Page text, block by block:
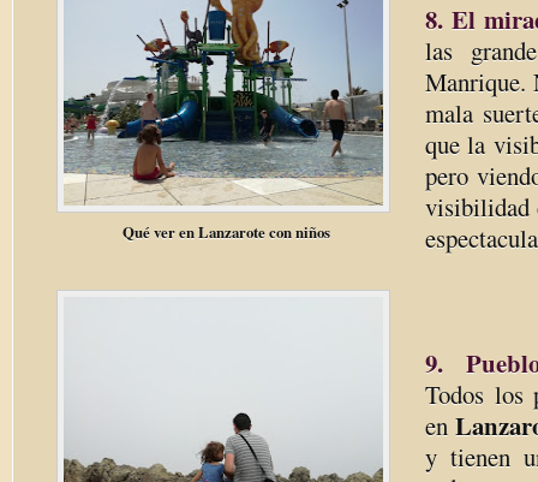
Qué ver en Lanzarote con niños
8. El
las
Manrique.
mala
que la
pero
visibilidad
9.
Todos los
en
y tienen